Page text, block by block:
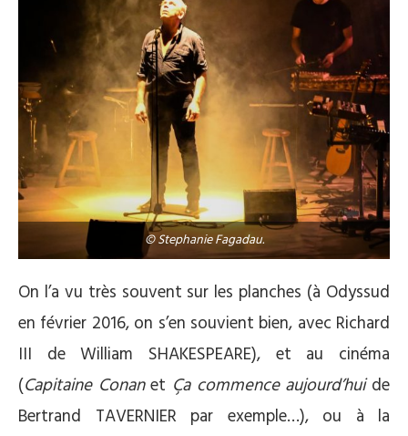
© Stephanie Fagadau.
On l’a vu très souvent sur les planches (à Odyssud
en février 2016, on s’en souvient bien, avec Richard
III de William SHAKESPEARE), et au cinéma
(Capitaine Conanet Ça commence aujourd’huide
Bertrand TAVERNIER par exemple…), ou à la